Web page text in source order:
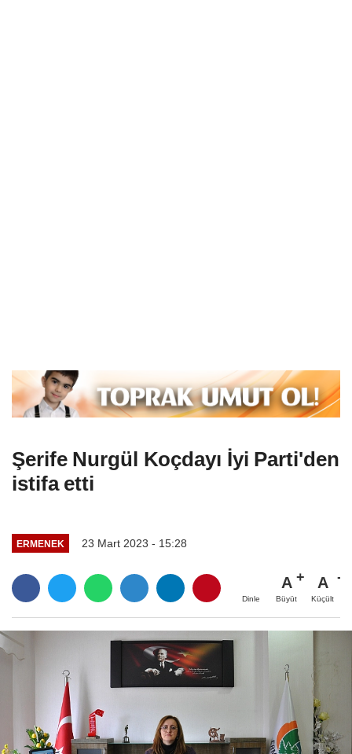
Şerife Nurgül Koçdayı İyi Parti'den
istifa etti
ERMENEK 23 Mart 2023 - 15:28
Dinle
A
Büyüt
A
Küçült